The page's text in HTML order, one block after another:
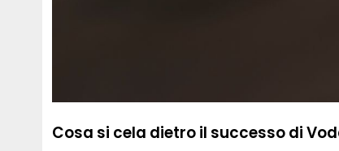
Cosa si cela dietro il successo di